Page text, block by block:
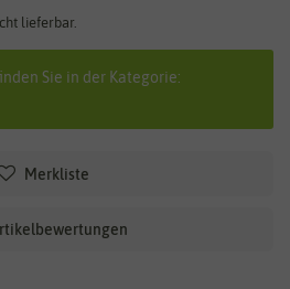
lieferbar.
Sie in der Kategorie:
Merkliste